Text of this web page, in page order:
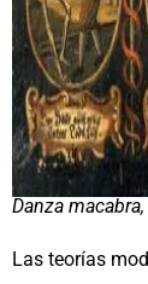
Danza
Las teorías